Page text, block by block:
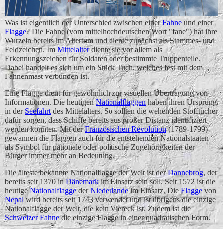
Was ist eigentlich der Unterschied zwischen einerFahne und einer
Flagge? Die Fahne (vom mittelhochdeutschen Wort "fane") hat ihre
Wurzeln bereits im Altertum und diente zunächst als Stammes- und
Feldzeichen. ImMittelalterdiente sie vor allem als
Erkennungszeichen für Soldaten oder bestimmte Truppenteile.
Dabei handelt es sich um ein Stück Tuch, welches fest mit dem
Fahnenmast verbunden ist.
Eine Flagge dient für gewöhnlich zur visuellen Übertragung von
Informationen. Die heutigenNationalflaggenhaben ihren Ursprung
in der Seefahrtdes Mittelalters. So sollten die wehenden Stofftücher
dafür sorgen, dass Schiffe bereits aus großer Distanz identifiziert
werden konnten. Mit derFranzösischen Revolution(1789-1799)
gewannen die Flaggen auch für die entstehenden Nationalstaaten
als Symbol für nationale oder politische Zugehörigkeiten der
Bürger immer mehr an Bedeutung.
Die älteste bekannte Nationalflagge der Welt ist derDannebrog, der
bereits seit 1370 inDänemarkim Einsatz sein soll. Seit 1572 ist die
heutigeNationalflaggederNiederlandeim Einsatz. DieFlagge von
Nepalwird bereits seit 1743 verwendet und ist übrigens die einzige
Nationalflagge der Welt, die kein Viereck ist. Zudem ist die
Schweizer Fahnedie einzige Flagge in einer quadratischen Form.